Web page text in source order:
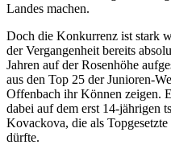
analysieren. Außerdem
Verwendung unserer
soziale Medien, Werbung
Partner führen diese
weiteren Daten
haben oder die sie im
gesammelt haben. Die
Landes machen.
Doch die Konkurrenz ist stark
der Vergangenheit bereits
Jahren auf der Rosenhöhe
aus den Top 25 der Junioren-
Offenbach ihr Können zeigen.
dabei auf dem erst 14-jährigen
Kovackova, die als
dürfte.